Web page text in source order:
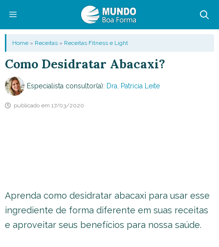
conteúdo
Menu
Home » Receitas » Receitas Fitness e Light
Como Desidratar Abacaxi?
Especialista consultor(a): Dra. Patricia Leite
publicado em 17/03/2020
Aprenda como desidratar abacaxi para usar esse
ingrediente de forma diferente em suas receitas
e aproveitar seus benefícios para nossa saúde.